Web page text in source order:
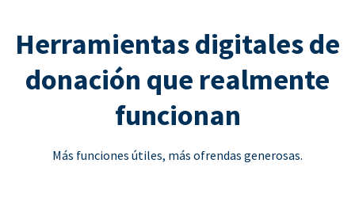
Herramientas digitales de
donación que realmente
funcionan
Más funciones útiles, más ofrendas generosas.